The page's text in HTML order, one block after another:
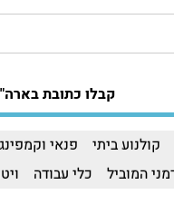
קבלו כתובת
קולנוע ביתי פנאי וקמפינג
כלי עבודה